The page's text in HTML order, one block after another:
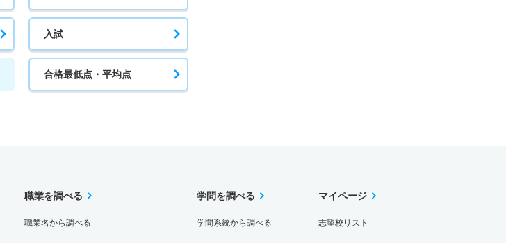
入試
合格最低点・平均点
職業を調べる
職業名から調べる
学問を調べる
学問系統から調べる
マイページ
志望校リスト